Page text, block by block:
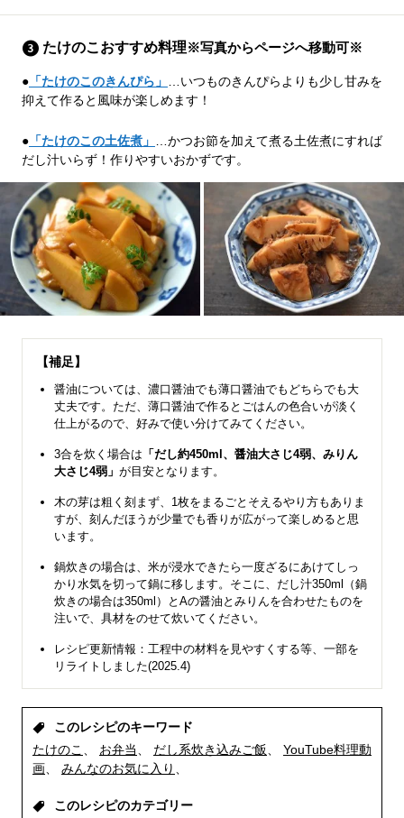
たけのこおすすめ料理※写真からページへ移動可※
● 「たけのこのきんぴら」
…いつものきんぴらよりも少し甘みを
抑えて作ると風味が楽しめます！
● 「たけのこの土佐煮」
…かつお節を加えて煮る土佐煮にすれば
だし汁いらず！作りやすいおかずです。
【補足】
醤油については、濃口醤油でも薄口醤油でもどちらでも大
丈夫です。ただ、薄口醤油で作るとごはんの色合いが淡く
仕上がるので、好みで使い分けてみてください。
3合を炊く場合は 「だし約450ml、醤油大さじ4弱、みりん
大さじ4弱」 が目安となります。
木の芽は粗く刻まず、1枚をまるごとそえるやり方もありま
すが、刻んだほうが少量でも香りが広がって楽しめると思
います。
鍋炊きの場合は、米が浸水できたら一度ざるにあけてしっ
かり水気を切って鍋に移します。そこに、だし汁350ml（鍋
炊きの場合は350ml）とAの醤油とみりんを合わせたものを
注いで、具材をのせて炊いてください。
レシピ更新情報：工程中の材料を見やすくする等、一部を
リライトしました(2025.4)
このレシピのキーワード
たけのこ
お弁当 だし系炊き込みご飯
YouTube料理動
画
みんなのお気に入り
このレシピのカテゴリー